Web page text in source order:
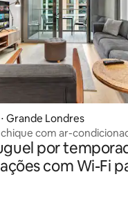
Grande Londres
com ar-
de Battersea
por
com Wi-Fi